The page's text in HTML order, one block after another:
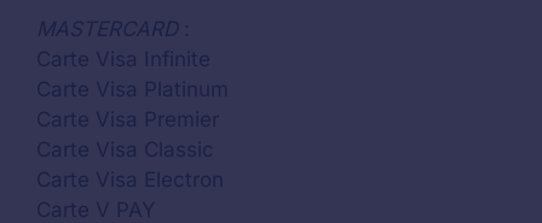
MASTERCARD:
Carte Visa Infinite
Carte Visa Platinum
Carte Visa Premier
Carte Visa Classic
Carte Visa Electron
Carte V PAY